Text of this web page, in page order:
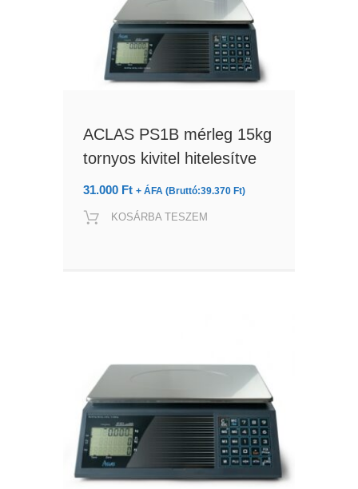
ACLAS PS1B mérleg 15kg
tornyos kivitel hitelesítve
31.000 Ft + ÁFA (Bruttó:39.370 Ft)
KOSÁRBA TESZEM